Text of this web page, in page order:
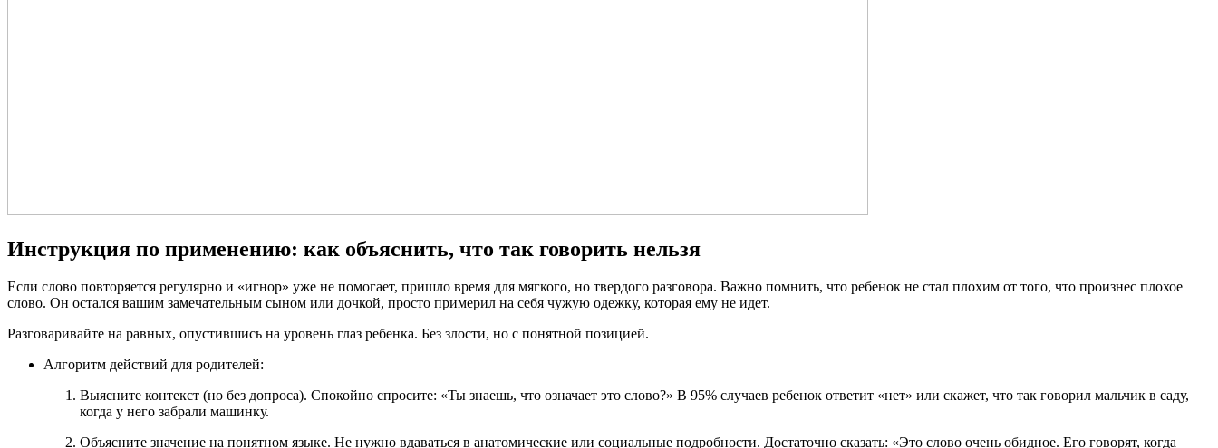
Инструкция по применению: как объяснить, что так говорить нельзя
Если слово повторяется регулярно и «игнор» уже не помогает, пришло время для мягкого, но твердого разговора. Важно помнить, что ребенок не стал плохим от того, что произнес плохое
слово. Он остался вашим замечательным сыном или дочкой, просто примерил на себя чужую одежку, которая ему не идет.
Разговаривайте на равных, опустившись на уровень глаз ребенка. Без злости, но с понятной позицией.
Алгоритм действий для родителей:
Выясните контекст (но без допроса). Спокойно спросите: «Ты знаешь, что означает это слово?» В 95% случаев ребенок ответит «нет» или скажет, что так говорил мальчик в саду,
когда у него забрали машинку.
Объясните значение на понятном языке. Не нужно вдаваться в анатомические или социальные подробности. Достаточно сказать: «Это слово очень обидное. Его говорят, когда